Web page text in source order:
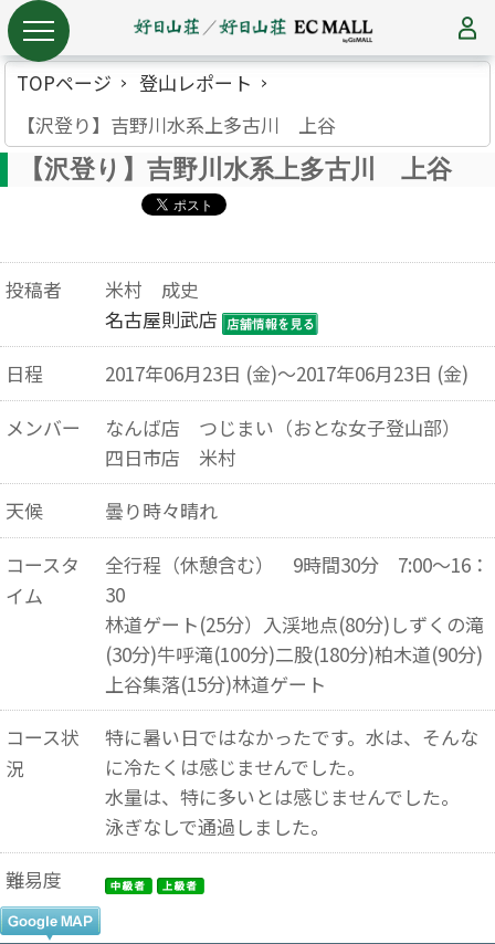
TOPページ
登山レポート
【沢登り】吉野川水系上多古川 上谷
【沢登り】吉野川水系上多古川 上谷
投稿者
米村 成史
名古屋則武店
日程
2017年06月23日 (金)～2017年06月23日 (金)
メンバー
なんば店 つじまい（おとな女子登山部）
四日市店 米村
天候
曇り時々晴れ
コースタ
イム
全行程（休憩含む） 9時間30分 7:00～16：
30
林道ゲート(25分）入渓地点(80分)しずくの滝
(30分)牛呼滝(100分)二股(180分)柏木道(90分)
上谷集落(15分)林道ゲート
コース状
況
特に暑い日ではなかったです。水は、そんな
に冷たくは感じませんでした。
水量は、特に多いとは感じませんでした。
泳ぎなしで通過しました。
難易度